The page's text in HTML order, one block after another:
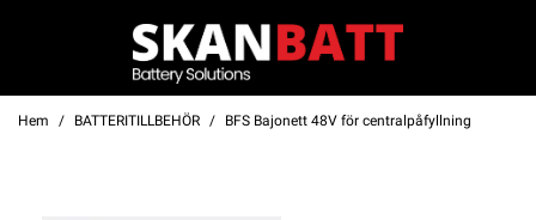
Hem BATTERITILLBEHÖR BFS Bajonett 48V för centralpåfyllning